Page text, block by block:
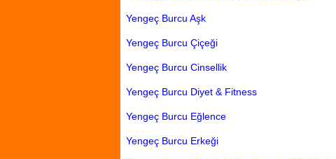
Yengeç Burcu Aşk
Yengeç Burcu Çiçeği
Yengeç Burcu Cinsellik
Yengeç Burcu Diyet & Fitness
Yengeç Burcu Eğlence
Yengeç Burcu Erkeği